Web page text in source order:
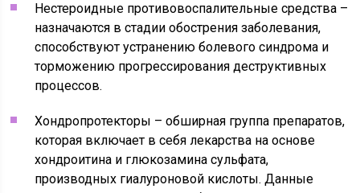
Нестероидные противовоспалительные средства –
назначаются в стадии обострения заболевания,
способствуют устранению болевого синдрома и
торможению прогрессирования деструктивных
процессов.
Хондропротекторы – обширная группа препаратов,
которая включает в себя лекарства на основе
хондроитина и глюкозамина сульфата,
производных гиалуроновой кислоты. Данные